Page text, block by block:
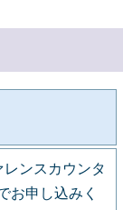
ンスカウンタ
お申し込みく